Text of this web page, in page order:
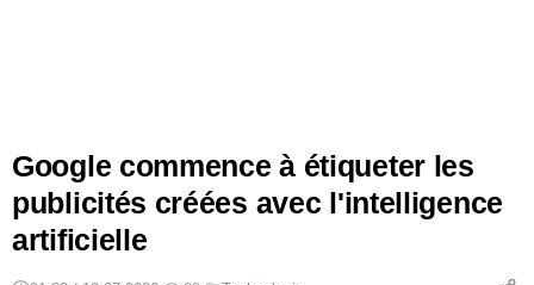
Google commence à étiqueter les
publicités créées avec l'intelligence
artificielle